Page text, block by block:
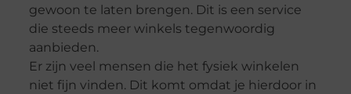
gewoon te laten brengen. Dit is een service
die steeds meer winkels tegenwoordig
aanbieden.
Er zijn veel mensen die het fysiek winkelen
niet fijn vinden. Dit komt omdat je hierdoor in